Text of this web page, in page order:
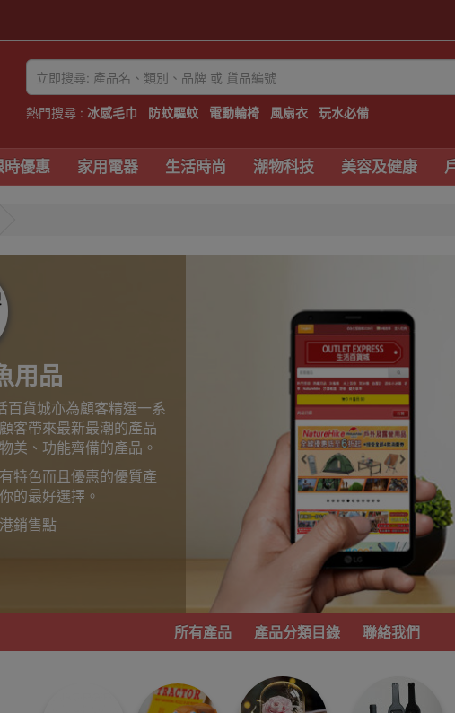
熱門搜尋 : 冰感毛巾 防蚊驅蚊 電動輪椅 風扇衣 玩水必備
時優惠 家用電器 生活時尚 潮物科技 美容及健康
用品
貨城亦為顧客精選一系
客帶來最新最潮的產品
美、功能齊備的產品。
特色而且優惠的優質產
的最好選擇。
銷售點
所有產品 產品分類目錄 聯絡我們